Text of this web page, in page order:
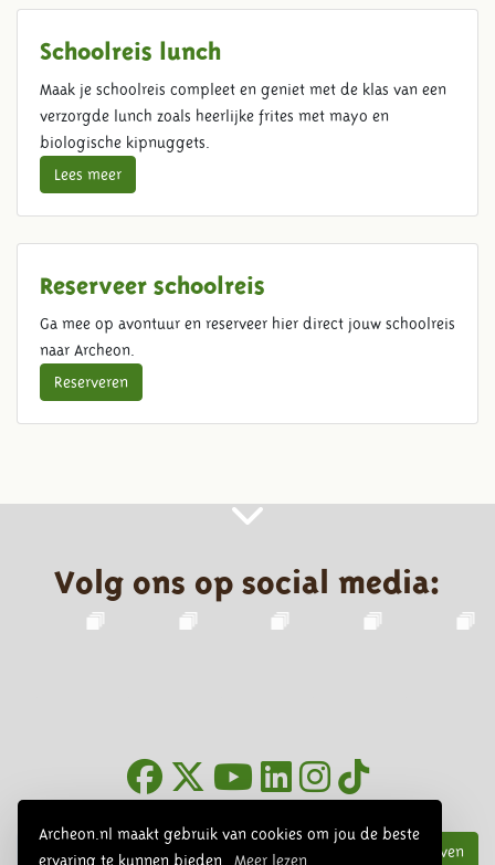
Archeon.nl maakt gebruik van cookies om jou de beste
ervaring te kunnen bieden.
Meer lezen
Schoolreis lunch
Maak je schoolreis compleet en geniet met de klas van een
verzorgde lunch zoals heerlijke frites met mayo en
biologische kipnuggets.
Lees meer
Reserveer schoolreis
Ga mee op avontuur en reserveer hier direct jouw schoolreis
naar Archeon.
Reserveren
Volg ons op social media:
Inschrijven